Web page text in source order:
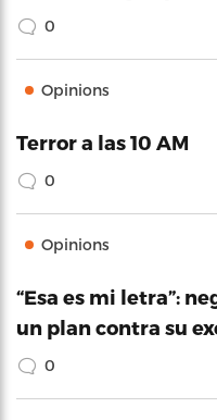
0
Opinions
Terror a las 10 AM
0
Opinions
“Esa es mi letra”:
un plan contra su
0